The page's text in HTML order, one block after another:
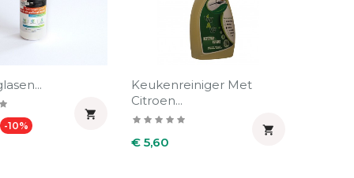
-10%

Keukenreiniger Met
Citroen...
Prijs
€ 5,60
